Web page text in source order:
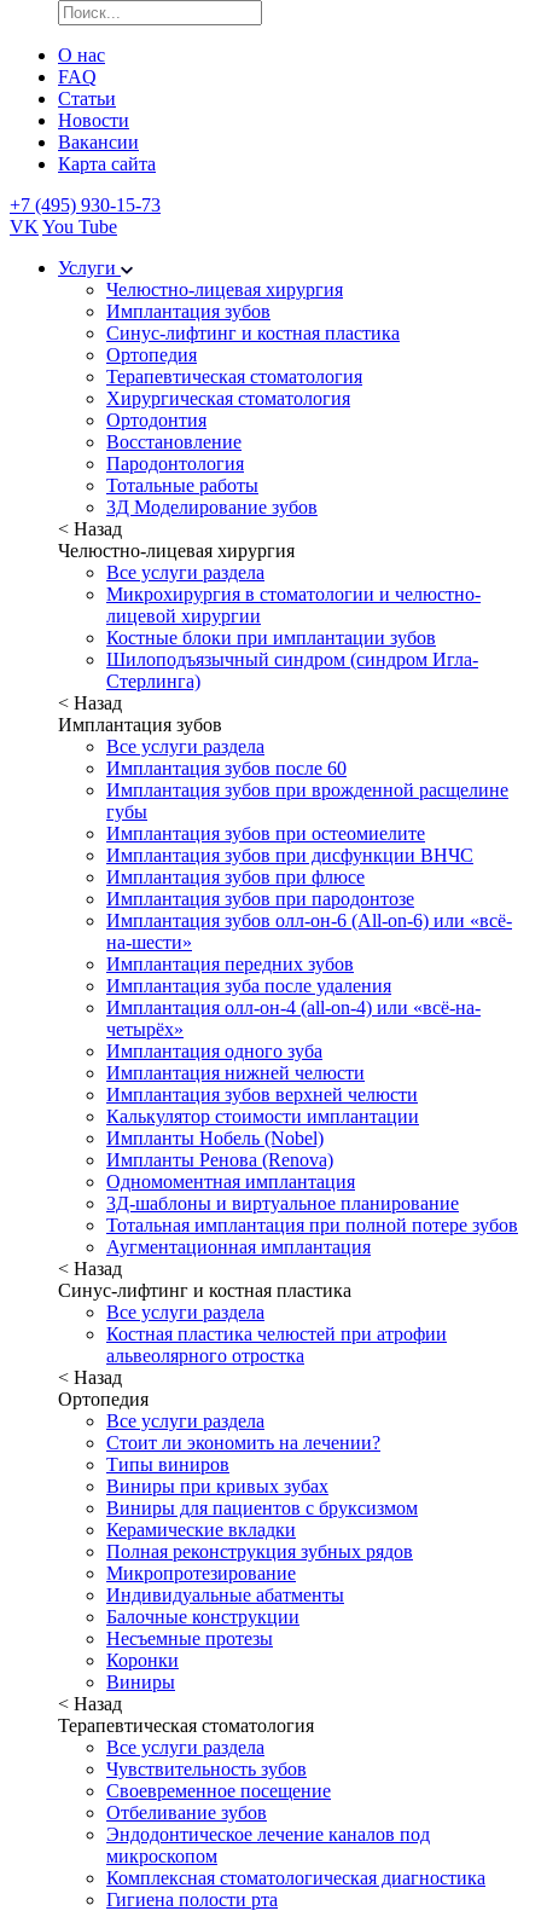
О нас
FAQ
Статьи
Новости
Вакансии
Карта сайта
+7 (495) 930-15-73
VK You Tube
Услуги
Челюстно-лицевая хирургия
Имплантация зубов
Синус-лифтинг и костная пластика
Ортопедия
Терапевтическая стоматология
Хирургическая стоматология
Ортодонтия
Восстановление
Пародонтология
Тотальные работы
3Д Моделирование зубов
< Назад
Челюстно-лицевая хирургия
Все услуги раздела
Микрохирургия в стоматологии и челюстно-
лицевой хирургии
Костные блоки при имплантации зубов
Шилоподъязычный синдром (синдром Игла-
Стерлинга)
< Назад
Имплантация зубов
Все услуги раздела
Имплантация зубов после 60
Имплантация зубов при врожденной расщелине
губы
Имплантация зубов при остеомиелите
Имплантация зубов при дисфункции ВНЧС
Имплантация зубов при флюсе
Имплантация зубов при пародонтозе
Имплантация зубов олл-он-6 (All-on-6) или «всё-
на-шести»
Имплантация передних зубов
Имплантация зуба после удаления
Имплантация олл-он-4 (all-on-4) или «всё-на-
четырёх»
Имплантация одного зуба
Имплантация нижней челюсти
Имплантация зубов верхней челюсти
Калькулятор стоимости имплантации
Импланты Нобель (Nobel)
Импланты Ренова (Renova)
Одномоментная имплантация
3Д-шаблоны и виртуальное планирование
Тотальная имплантация при полной потере зубов
Аугментационная имплантация
< Назад
Синус-лифтинг и костная пластика
Все услуги раздела
Костная пластика челюстей при атрофии
альвеолярного отростка
< Назад
Ортопедия
Все услуги раздела
Стоит ли экономить на лечении?
Типы виниров
Виниры при кривых зубах
Виниры для пациентов с бруксизмом
Керамические вкладки
Полная реконструкция зубных рядов
Микропротезирование
Индивидуальные абатменты
Балочные конструкции
Несъемные протезы
Коронки
Виниры
< Назад
Терапевтическая стоматология
Все услуги раздела
Чувствительность зубов
Своевременное посещение
Отбеливание зубов
Эндодонтическое лечение каналов под
микроскопом
Комплексная стоматологическая диагностика
Гигиена полости рта